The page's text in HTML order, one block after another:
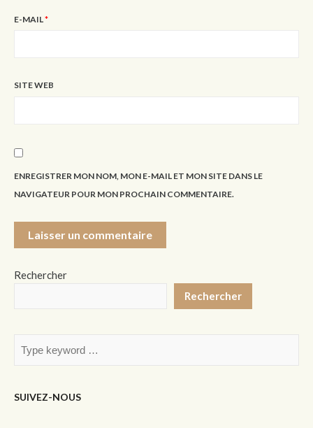
E-MAIL*
SITE WEB
ENREGISTRER MON NOM, MON E-MAIL ET MON SITE DANS LE
NAVIGATEUR POUR MON PROCHAIN COMMENTAIRE.
Rechercher
Rechercher
SUIVEZ-NOUS